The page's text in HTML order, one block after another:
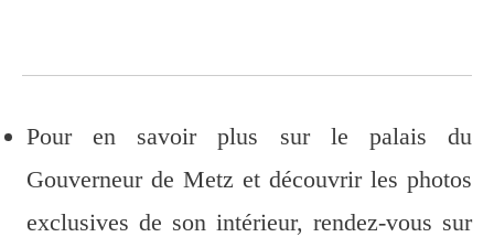
Pour en savoir plus sur le palais du
Gouverneur de Metz et découvrir les photos
exclusives de son intérieur, rendez-vous sur